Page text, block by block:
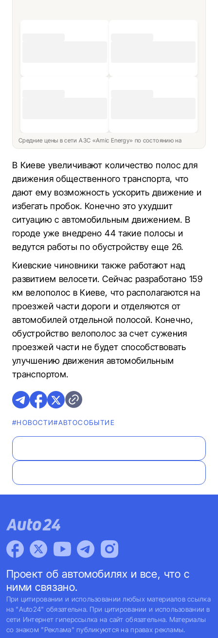
Средние цены в сети АЗС «Amic Energy» по состоянию на
В Киеве увеличивают количество полос для
движения общественного транспорта, что
дают ему возможность ускорить движение и
избегать пробок. Конечно это ухудшит
ситуацию с автомобильным движением. В
городе уже внедрено 44 такие полосы и
ведутся работы по обустройству еще 26.
Киевские чиновники также работают над
развитием велосети. Сейчас разработано 159
км велополос в Киеве, что располагаются на
проезжей части дороги и отделяются от
автомобилей отдельной полосой. Конечно,
обустройство велополос за счет сужения
проезжей части не будет способствовать
улучшению движения автомобильным
транспортом.
#НОВОСТИ#АВТОСОБЫТИЕ
Проект об автомобилях и все, что с
ними связано.
При цитировании и использовании любых материалов ссылка
на "Auto24" обязательна. При цитировании и использовании в
сети Интернет гиперссылка на сайт обязательна. Материалы
со знаком "Реклама" публикуются на правах рекламы.